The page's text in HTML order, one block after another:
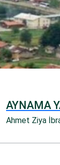
AYNAMA
Ahmet Ziya